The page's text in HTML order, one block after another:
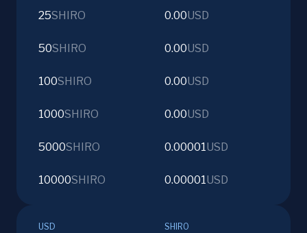
25SHIRO 0.00USD
50SHIRO 0.00USD
100SHIRO 0.00USD
1000SHIRO 0.00USD
5000SHIRO 0.00001USD
10000SHIRO 0.00001USD
USD SHIRO